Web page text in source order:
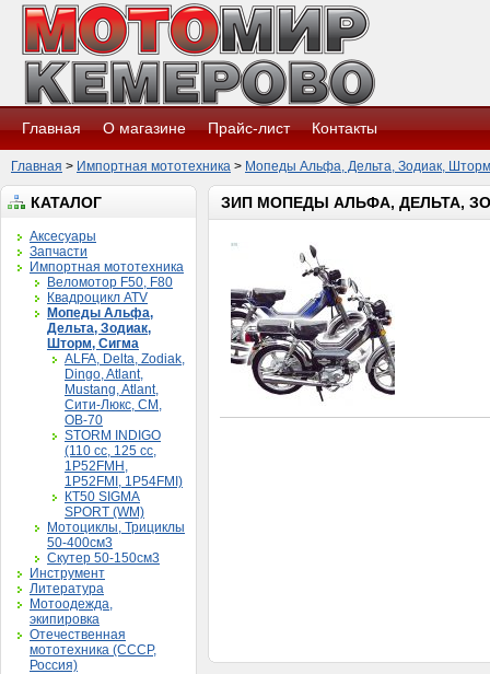
Главная О магазине Прайс-лист Контакты
Главная > Импортная мототехника > Мопеды Альфа, Дельта, Зодиак,
КАТАЛОГ
Аксесуары
Запчасти
Импортная мототехника
Веломотор F50, F80
Квадроцикл ATV
Мопеды Альфа,
Дельта, Зодиак,
Шторм, Сигма
ALFA, Delta, Zodiak,
Dingo, Atlant,
Mustang, Atlant,
Сити-Люкс, CM,
ОВ-70
STORM INDIGO
(110 сс, 125 cc,
1P52FMH,
1P52FMI, 1P54FMI)
КТ50 SIGMA
SPORT (WM)
Мотоциклы, Трициклы
50-400см3
Скутер 50-150см3
Инструмент
Литература
Мотоодежда,
экипировка
Отечественная
мототехника (СССР,
Россия)
ЗИП МОПЕДЫ АЛЬФА, ДЕЛЬТА,